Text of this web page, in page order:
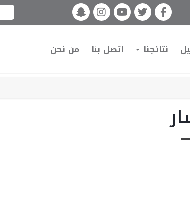
نتائجنا اتصل بنا من نحن